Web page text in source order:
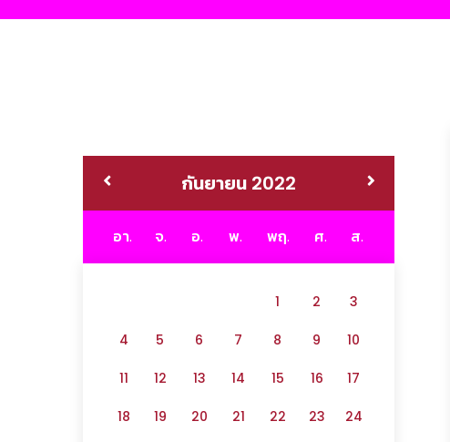
กันยายน 2022
อา. จ. อ. พ. พฤ. ศ. ส.
1 2 3
4 5 6 7 8 9 10
11 12 13 14 15 16 17
18 19 20 21 22 23 24